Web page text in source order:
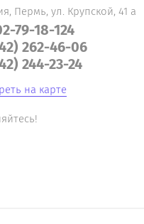
Пермь, ул. Крупской, 41 а
79-18-124
262-46-06
244-23-24
на карте